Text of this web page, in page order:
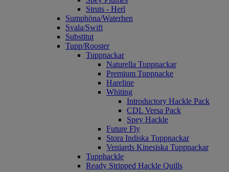
Struts - Herl
Sumphöna/Waterhen
Svala/Swift
Substitut
Tupp/Rooster
Tuppnackar
Naturella Tuppnackar
Premium Tuppnacke
Hareline
Whiting
Introductory Hackle Pack
CDL Versa Pack
Spey Hackle
Future Fly
Stora Indiska Tuppnackar
Veniards Kinesiska Tuppnackar
Tupphackle
Ready Stripped Hackle Quills